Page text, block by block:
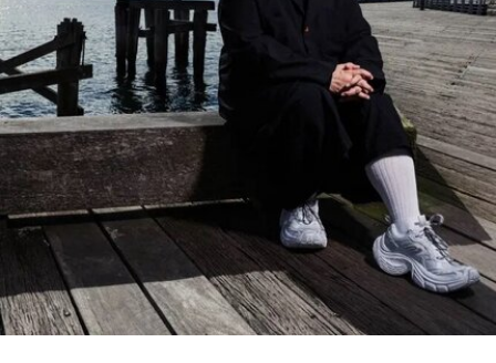
“阿尔瓦·阿尔托之家”（Aalto House，1936），由
阿尔瓦·阿尔托与其妻子艾诺·阿尔托共同设计，作
为两人的私人住宅。在13项作品中，有5项位于芬
兰首都赫尔辛基，包括文化之家（House of
Culture，1958）活动中心，以及著名的芬兰大厅
（Finlandia Hall，1971），后者兼具会议中心与音
乐厅功能。
另一项重要作品是赛纳察洛市政厅（Säynätsalo
Town Hall），由阿尔瓦·阿尔托与艾丽莎·阿尔托于
1952年共同完成。艾诺于1949年去世后，阿尔瓦
与艾丽莎结婚。两人还共同建造了位于派延奈湖